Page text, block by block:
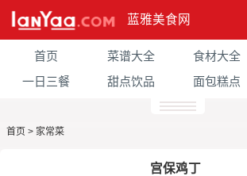
蓝雅美食网
首页 菜谱大全 食材大全
一日三餐
甜点饮品 面包糕点
首页 > 家常菜
宫保鸡丁